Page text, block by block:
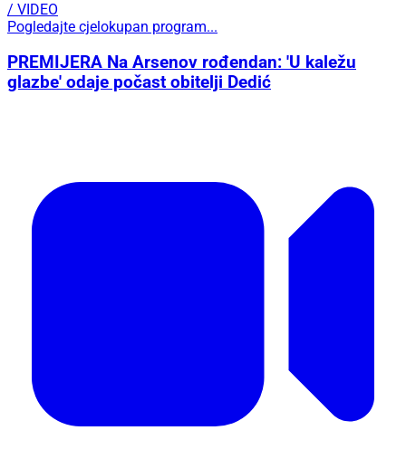
/ VIDEO
Pogledajte cjelokupan program...
PREMIJERA Na Arsenov rođendan: 'U kaležu
glazbe' odaje počast obitelji Dedić